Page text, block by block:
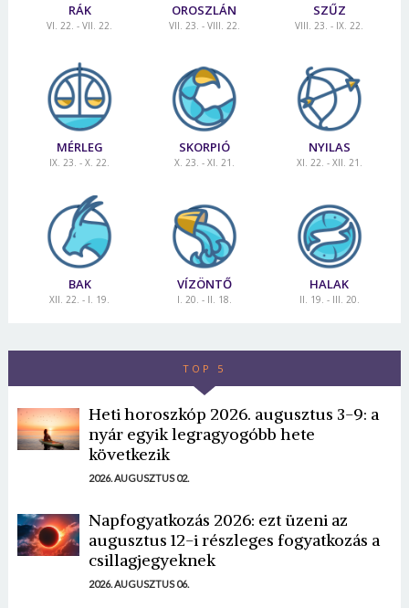
RÁK
VI. 22. - VII. 22.
OROSZLÁN
VII. 23. - VIII. 22.
SZŰZ
VIII. 23. - IX. 22.
MÉRLEG
IX. 23. - X. 22.
SKORPIÓ
X. 23. - XI. 21.
NYILAS
XI. 22. - XII. 21.
BAK
XII. 22. - I. 19.
VÍZÖNTŐ
I. 20. - II. 18.
HALAK
II. 19. - III. 20.
TOP 5
Heti horoszkóp 2026. augusztus 3-9: a
nyár egyik legragyogóbb hete
következik
2026. AUGUSZTUS 02.
Napfogyatkozás 2026: ezt üzeni az
augusztus 12-i részleges fogyatkozás a
csillagjegyeknek
2026. AUGUSZTUS 06.